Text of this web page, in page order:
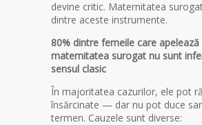
devine critic. Maternitatea
dintre aceste instrumente.
80% dintre femeile care apelează
maternitatea surogat nu sunt
sensul clasic
În majoritatea cazurilor, ele pot
însărcinate — dar nu pot duce
termen. Cauzele sunt diverse: